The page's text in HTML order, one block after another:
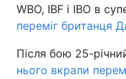
WBO, IBF і IBO в
переміг британця
Після бою 25-
нього вкрали